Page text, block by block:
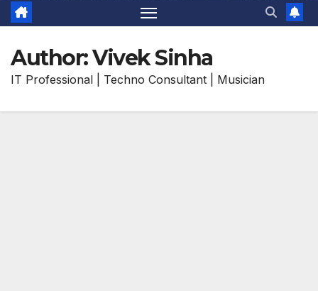
Author:Vivek Sinha
IT Professional | Techno Consultant | Musician